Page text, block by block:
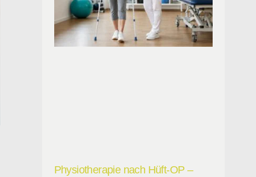
Physiotherapie nach Hüft-OP –